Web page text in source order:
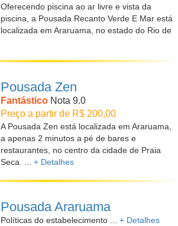
Oferecendo piscina ao ar livre e vista da
piscina, a Pousada Recanto Verde E Mar está
localizada em Araruama, no estado do Rio de
Pousada Zen
Fantástico Nota 9.0
Preço a partir de R$ 200,00
A Pousada Zen está localizada em Araruama,
a apenas 2 minutos a pé de bares e
restaurantes, no centro da cidade de Praia
Seca. ... + Detalhes
Pousada Araruama
Políticas do estabelecimento ... + Detalhes